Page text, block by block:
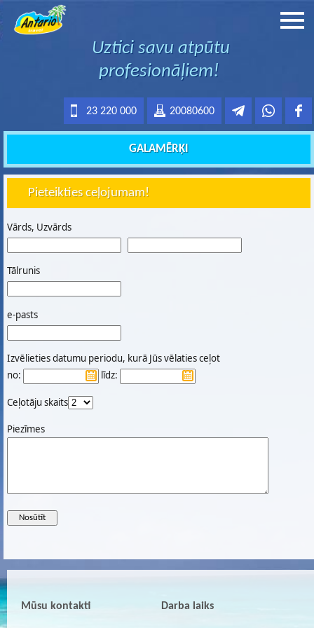
Uztici savu atpūtu
profesionāļiem!
20080600
23 220 000
GALAMĒRĶI
Pieteikties ceļojumam!
Vārds, Uzvārds
Tālrunis
e-pasts
Izvēlieties datumu periodu, kurā Jūs vēlaties ceļot
no:
līdz:
Ceļotāju skaits
Piezīmes
Mūsu kontakti Darba laiks